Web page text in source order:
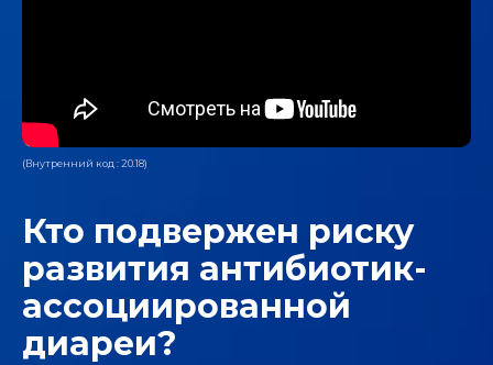
(Внутренний код : 20.18)
Кто подвержен риску
развития антибиотик-
ассоциированной
диареи?